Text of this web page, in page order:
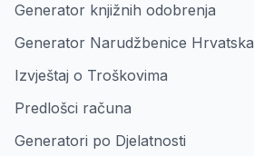
Generator knjižnih odobrenja
Generator Narudžbenice Hrvatska
Izvještaj o Troškovima
Predlošci računa
Generatori po Djelatnosti